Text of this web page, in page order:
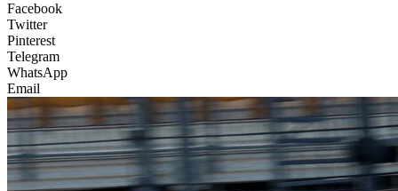
Facebook
Twitter
Pinterest
Telegram
WhatsApp
Email